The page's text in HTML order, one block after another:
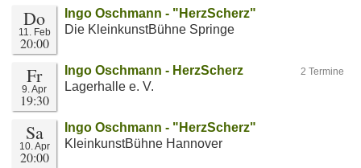
Do
11. Feb
20:00
Ingo Oschmann - "HerzScherz"
Die KleinkunstBühne Springe
Fr
9. Apr
19:30
2 Termine
Ingo Oschmann - HerzScherz
Lagerhalle e. V.
Sa
10. Apr
20:00
Ingo Oschmann - "HerzScherz"
KleinkunstBühne Hannover